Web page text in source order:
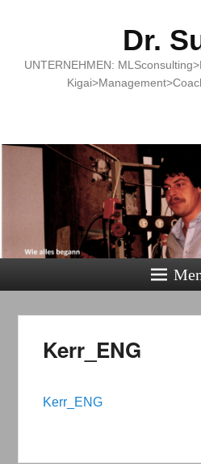
Dr.
UNTERNEHMEN:
Kerr_ENG
Kerr_ENG